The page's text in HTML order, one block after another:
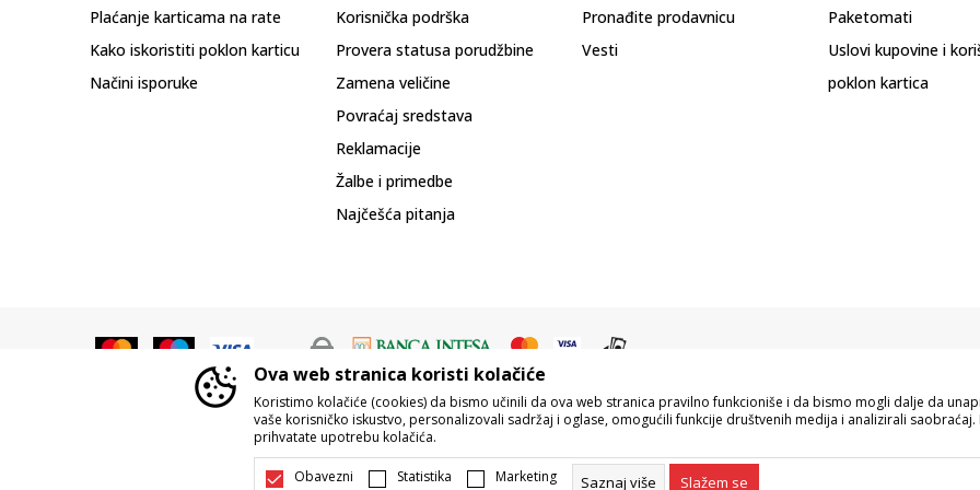
Plaćanje karticama na rate
Kako iskoristiti poklon karticu
Načini isporuke
Korisnička podrška
Provera statusa porudžbine
Zamena veličine
Povraćaj sredstava
Reklamacije
Žalbe i primedbe
Najčešća pitanja
Pronađite prodavnicu
Vesti
Paketomati
Uslovi kupovine i
poklon kartica
Nastojimo da budemo što precizniji u opisu proizvoda, prikazu slika i samih cena, ali ne možemo garantovati da su
Svi artikli prikazani na sajtu su deo naše ponude i ne podrazumeva da su dostupni u svakom trenutku.
Centra na 011 422 1422.
Ova web stranica koristi kolačiće
Koristimo kolačiće (cookies) da bismo učinili da ova web stranica pravilno funkcioniše i da bismo mogli dalje da
vaše korisničko iskustvo, personalizovali sadržaj i oglase, omogućili funkcije društvenih medija i analizirali
prihvatate upotrebu kolačića.
Obavezni Statistika Marketing Saznaj više Slažem se